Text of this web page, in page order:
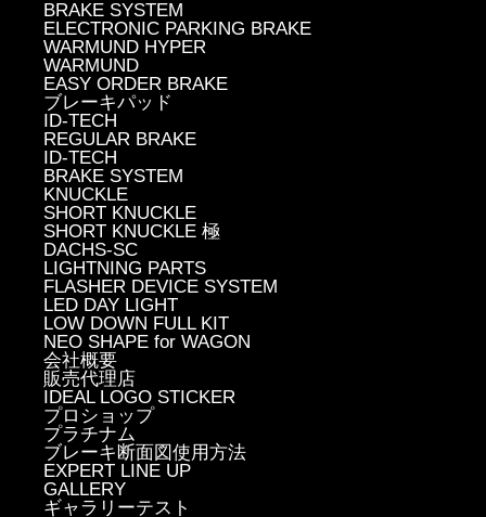
BRAKE SYSTEM
ELECTRONIC PARKING BRAKE
WARMUND HYPER
WARMUND
EASY ORDER BRAKE
ブレーキパッド
ID-TECH
REGULAR BRAKE
ID-TECH
BRAKE SYSTEM
KNUCKLE
SHORT KNUCKLE
SHORT KNUCKLE 極
DACHS-SC
LIGHTNING PARTS
FLASHER DEVICE SYSTEM
LED DAY LIGHT
LOW DOWN FULL KIT
NEO SHAPE for WAGON
会社概要
販売代理店
IDEAL LOGO STICKER
プロショップ
プラチナム
ブレーキ断面図使用方法
EXPERT LINE UP
GALLERY
ギャラリーテスト